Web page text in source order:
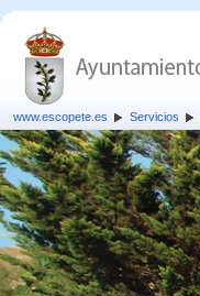
www.escopete.es Servicios